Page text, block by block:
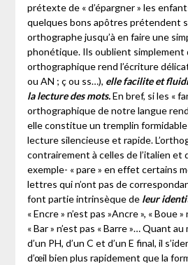
prétexte de « d’épargner » les
quelques bons apôtres prétendent
orthographe jusqu’à en faire une
phonétique. Ils oublient simplement
orthographique rend l’écriture
ou AN ; ç ou ss…), elle facilite et
la lecture des mots.En bref, si les «
orthographique de notre langue
elle constitue un tremplin
lecture silencieuse et rapide.
contrairement à celles de l’italien et
exemple- « pare » en effet certains
lettres qui n’ont pas de
font partie intrinsèque de leur
« Encre » n’est pas »Ancre », « Boue
« Bar » n’est pas « Barre »… Quant
d’un PH, d’un C et d’un E final, il
d’œil bien plus rapidement que la